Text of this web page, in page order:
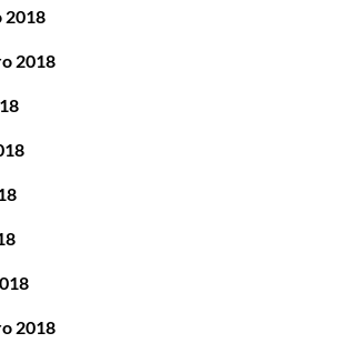
2018
2018
2018